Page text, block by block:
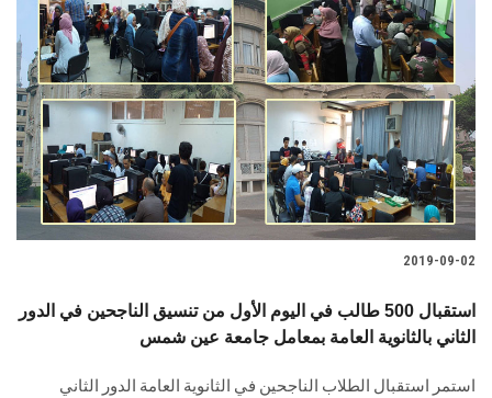
2019-09-02
استقبال 500 طالب في اليوم الأول من تنسيق الناجحين في الدور
الثاني بالثانوية العامة بمعامل جامعة عين شمس
استمر استقبال الطلاب الناجحين في الثانوية العامة الدور الثاني